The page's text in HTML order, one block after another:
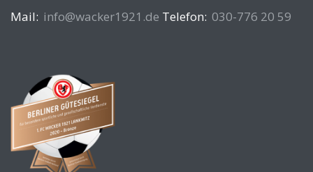
Mail: info@wacker1921.de Telefon: 030-776 20 59